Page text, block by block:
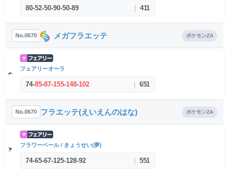
80-52-50-90-50-89 411
No.0670 メガフラエッテ ポケモンZA
フェアリーオーラ
74-85-87-155-148-102 651
No.0670 フラエッテ(えいえんのはな) ポケモンZA
フラワーベール/ きょうせい(夢)
74-65-67-125-128-92 551